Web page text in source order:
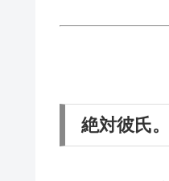
絶対彼氏